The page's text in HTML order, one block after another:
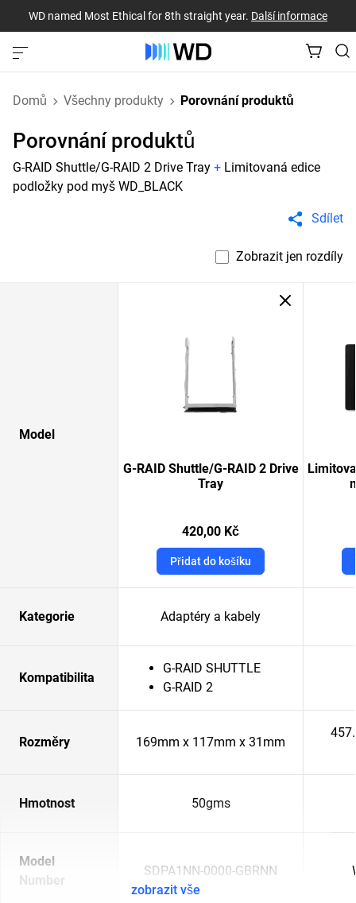
WD named Most Ethical for 8th straight year. Další informace
Domů Všechny produkty Porovnání produktů
Porovnání produktů
G-RAID Shuttle/G-RAID 2 Drive Tray + Limitovaná edice
podložky pod myš WD_BLACK
Sdílet
Zobrazit jen rozdíly
Model
G-RAID Shuttle/G-RAID 2 Drive
Tray
420,00 Kč
Přidat do košíku
Kategorie Adaptéry a kabely
Kompatibilita
G-RAID SHUTTLE
G-RAID 2
Rozměry 169mm x 117mm x 31mm
Hmotnost 50gms
Model
Number
SDPA1NN-0000-GBRNN
zobrazit vše